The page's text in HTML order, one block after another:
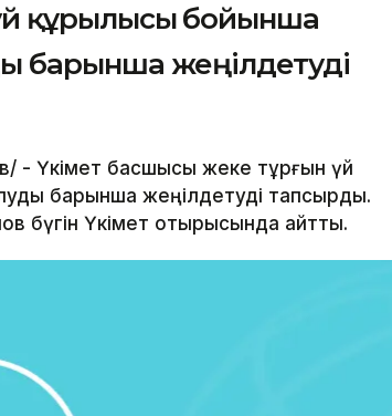
құрылысы бойынша
барынша жеңілдетуді
- Үкімет басшысы жеке тұрғын үй
барынша жеңілдетуді тапсырды.
бүгін Үкімет отырысында айтты.